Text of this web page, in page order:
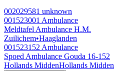
002029581 unknown
001523001 Ambulance
Meldtafel Ambulance H.M.
Zuilichem•Haaglanden
001523152 Ambulance
Spoed Ambulance Gouda 16-152
Hollands MiddenHollands Midden